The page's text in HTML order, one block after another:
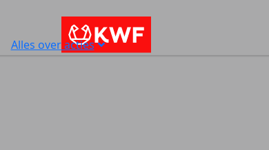
Alles over acties